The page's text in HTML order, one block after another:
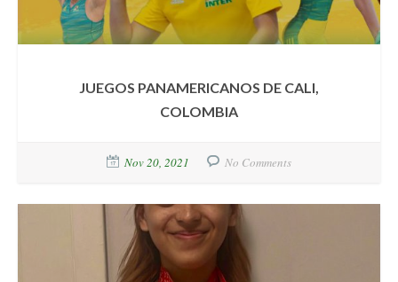
JUEGOS PANAMERICANOS DE CALI,
COLOMBIA
Nov 20, 2021 No Comments